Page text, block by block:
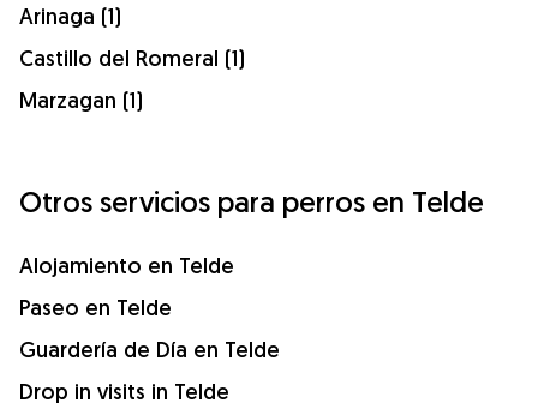
Arinaga (1)
Castillo del Romeral (1)
Marzagan (1)
Otros servicios para perros en Telde
Alojamiento en Telde
Paseo en Telde
Guardería de Día en Telde
Drop in visits in Telde